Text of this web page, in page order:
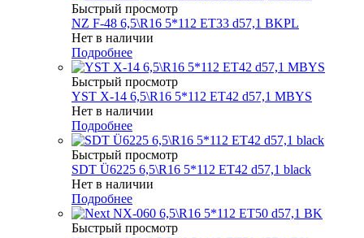
Быстрый просмотр
NZ F-48 6,5\R16 5*112 ET33 d57,1 BKPL
Нет в наличии
Подробнее
Быстрый просмотр
YST X-14 6,5\R16 5*112 ET42 d57,1 MBYS
Нет в наличии
Подробнее
Быстрый просмотр
SDT Ü6225 6,5\R16 5*112 ET42 d57,1 black
Нет в наличии
Подробнее
Быстрый просмотр